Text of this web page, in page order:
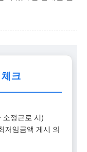
크
소정근로 시)
저임금액 게시 의